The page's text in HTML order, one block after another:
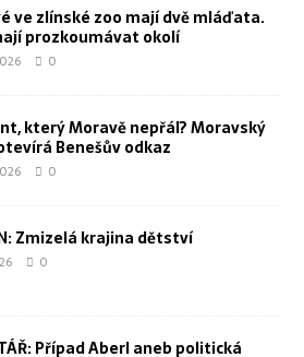
ve zlínské zoo mají dvě mláďata.
prozkoumávat okolí
0
který Moravě nepřál? Moravský
Benešův odkaz
0
Zmizelá krajina dětství
0
Případ Aberl aneb politická